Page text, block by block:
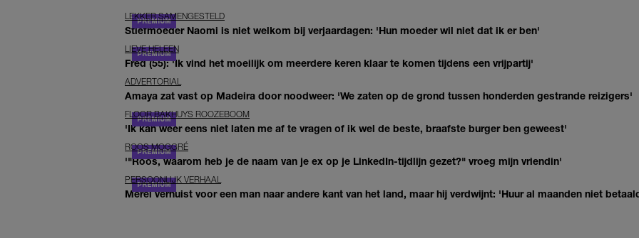
LEKKER SAMENGESTELD
Stiefmoeder Naomi is niet welkom bij verjaardagen: 'Hun moeder wil niet dat ik er ben'
LIEVE HELEEN
Fred (55): 'Ik vind het moeilijk om meerdere keren klaar te komen tijdens een vrijpartij'
ADVERTORIAL
Amaya zat vast op Madeira door noodweer: 'We zaten op de grond tussen honderden gestrande reizigers'
FLOOR BAKHUYS ROOZEBOOM
'Ik kan weer eens niet laten me af te vragen of ik wel de beste, braafste burger ben geweest'
ROOS MOGGRÉ
'"Roos, waarom heb je de naam van je ex op je LinkedIn-tijdlijn gezet?" vroeg mijn vriendin'
PERSOONLIJK VERHAAL
Merel verhuist voor een man naar andere kant van het land, maar hij verdwijnt: 'Huur al maanden niet